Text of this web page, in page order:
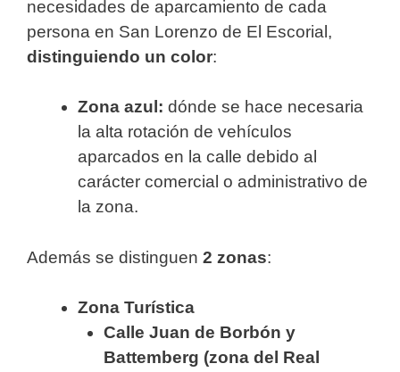
necesidades de aparcamiento de cada
persona en San Lorenzo de El Escorial,
distinguiendo un color:
Zona azul: dónde se hace necesaria
la alta rotación de vehículos
aparcados en la calle debido al
carácter comercial o administrativo de
la zona.
Además se distinguen 2 zonas:
Zona Turística
Calle Juan de Borbón y
Battemberg (zona del Real